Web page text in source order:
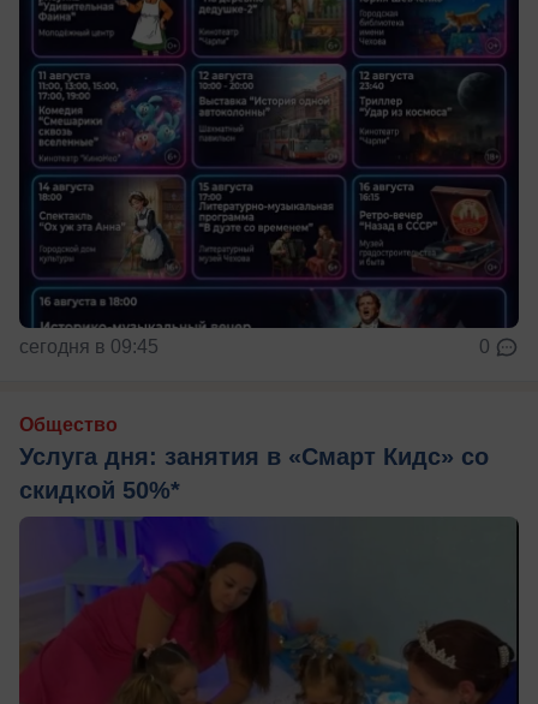
сегодня в 09:45 0
Общество
Услуга дня: занятия в «Смарт Кидс» со
скидкой 50%*